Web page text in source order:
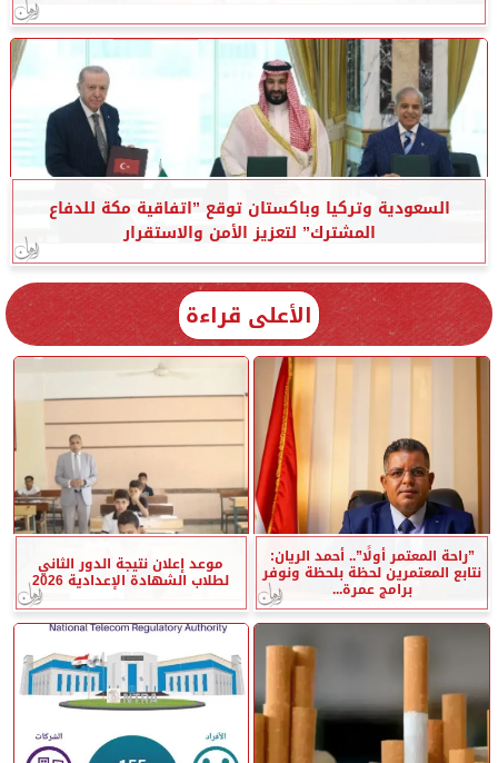
السعودية وتركيا وباكستان توقع ”اتفاقية مكة للدفاع
المشترك” لتعزيز الأمن والاستقرار
الأعلى قراءة
”راحة المعتمر أولًا”.. أحمد الريان:
نتابع المعتمرين لحظة بلحظة ونوفر
برامج عمرة...
موعد إعلان نتيجة الدور الثاني
لطلاب الشهادة الإعدادية 2026